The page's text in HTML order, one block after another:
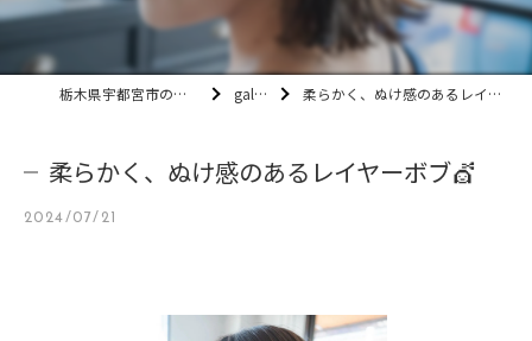
栃木県宇都宮市の美容室ult gallery 柔らかく、ぬけ感のあるレイヤーボブ💇
柔らかく、ぬけ感のあるレイヤーボブ💇
2024/07/21